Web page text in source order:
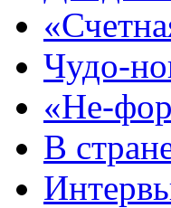
Чудо-
«Не-
В